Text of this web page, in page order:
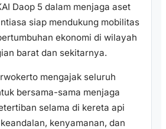
Daop 5 dalam menjaga aset
siap mendukung mobilitas
ekonomi di wilayah
barat dan sekitarnya.
mengajak seluruh
bersama-sama menjaga
selama di kereta api
kenyamanan, dan